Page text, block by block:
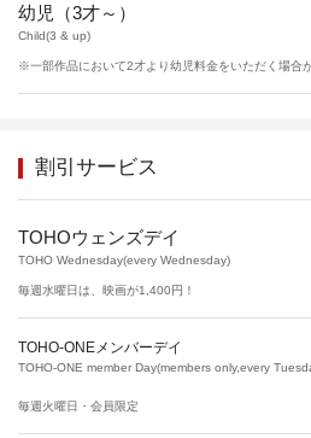
幼児（3才～）
Child(3 & up)
※一部作品において2才より幼児料金をいただく場合
割引サービス
TOHOウェンズデイ
TOHO Wednesday(every Wednesday)
毎週水曜日は、映画が1,400円！
TOHO-ONEメンバーデイ
TOHO-ONE member Day(members only,every
毎週火曜日・会員限定